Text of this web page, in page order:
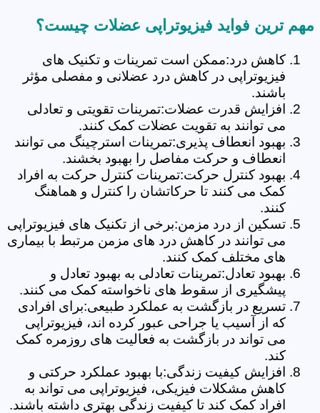
مهم ترین فواید فیزیوتراپی عضلات چیست؟
کاهش درد:ممکن است تمرینات و تکنیک های
فیزیوتراپی در کاهش درد عضلانی و مفصلی مؤثر
باشند.
افزایش قدرت عضلات:تمرینات تقویتی و تعادلی
می توانند به تقویت عضلات کمک کنند.
بهبود انعطاف پذیری:تمرینات استرچینگ می توانند
انعطاف و حرکت مفاصل را بهبود بخشند.
بهبود کنترل حرکت:تمرینات کنترل حرکت به افراد
کمک می کنند تا حرکاتشان را کنترل و هماهنگ
کنند.
تسکین از درد مزمن:برخی از تکنیک های فیزیوتراپی
می توانند در کاهش درد های مزمن مرتبط با بیماری
های مختلف کمک کنند.
بهبود تعادل:تمرینات تعادلی به بهبود تعادل و
پیشگیری از سقوط های ناخواسته کمک می کنند.
تسریع در بازگشت به عملکرد طبیعی:برای افرادی
که از آسیب یا جراحی عبور کرده اند، فیزیوتراپی
می تواند در بازگشت به فعالیت های روزمره کمک
کند.
افزایش کیفیت زندگی:با بهبود عملکرد حرکتی و
کاهش مشکلات فیزیکی، فیزیوتراپی می تواند به
افراد کمک کند تا کیفیت زندگی بهتری داشته باشند.